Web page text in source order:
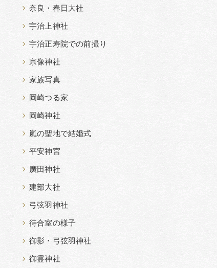
奈良・春日大社
宇治上神社
宇治正寿院での前撮り
宗像神社
家族写真
岡崎つる家
岡崎神社
嵐の聖地で結婚式
平安神宮
廣田神社
建部大社
弓弦羽神社
待合室の様子
御影・弓弦羽神社
御霊神社